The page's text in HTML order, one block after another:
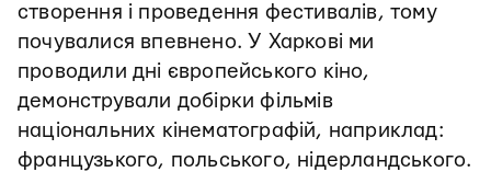
створення і проведення фестивалів, тому
почувалися впевнено. У Харкові ми
проводили дні європейського кіно,
демонстрували добірки фільмів
національних кінематографій, наприклад:
французького, польського, нідерландського.